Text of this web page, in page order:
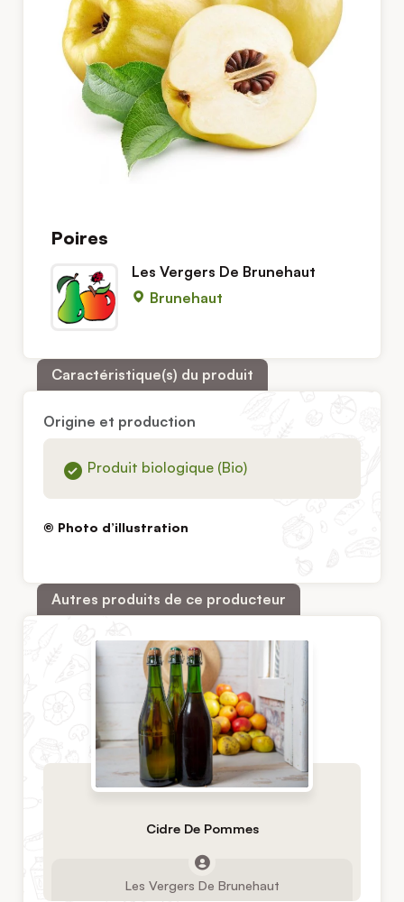
Poires
Les Vergers De Brunehaut
Brunehaut
Caractéristique(s) du produit
© Photo d’illustration
Origine et production
Produit biologique (Bio)
Autres produits de ce producteur
Cidre De Pommes
Les Vergers De Brunehaut